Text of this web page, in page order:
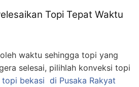
Topi Tepat Waktu
waktu sehingga topi yang
selesai, pilihlah konveksi topi
topi bekasi di Pusaka Rakyat